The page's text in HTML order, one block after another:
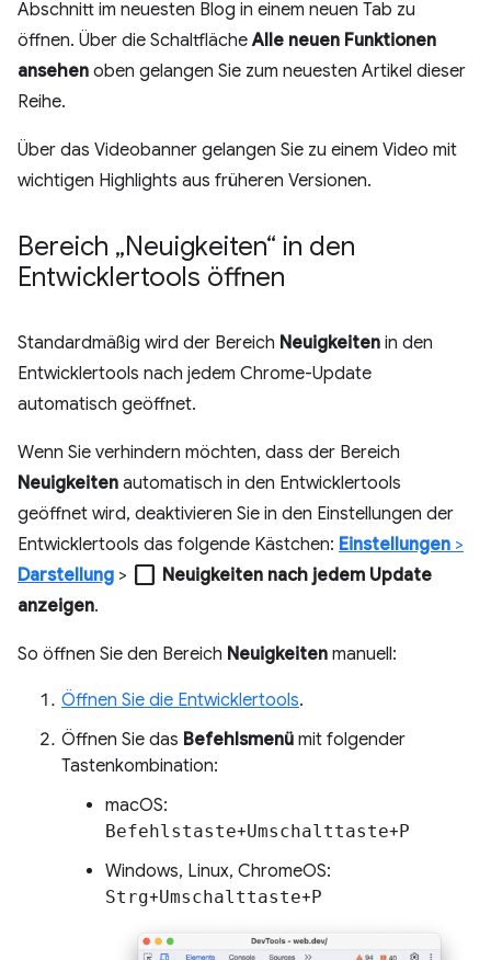
Abschnitt im neuesten Blog in einem neuen Tab zu
öffnen. Über die SchaltflächeAlle neuen Funktionen
ansehen oben gelangen Sie zum neuesten Artikel dieser
Reihe.
Über das Videobanner gelangen Sie zu einem Video mit
wichtigen Highlights aus früheren Versionen.
Bereich „Neuigkeiten“ in den
Entwicklertools öffnen
Standardmäßig wird der Bereich Neuigkeiten in den
Entwicklertools nach jedem Chrome-Update
automatisch geöffnet.
Wenn Sie verhindern möchten, dass der Bereich
Neuigkeiten automatisch in den Entwicklertools
geöffnet wird, deaktivieren Sie in den Einstellungen der
Entwicklertools das folgende Kästchen: Einstellungen >
Darstellung > check_box_outline_blank Neuigkeiten nach jedem Update
anzeigen.
So öffnen Sie den Bereich Neuigkeiten manuell:
Öffnen Sie die Entwicklertools.
Öffnen Sie das Befehlsmenü mit folgender
Tastenkombination:
macOS:
Befehlstaste+Umschalttaste+P
Windows, Linux, ChromeOS:
Strg+Umschalttaste+P